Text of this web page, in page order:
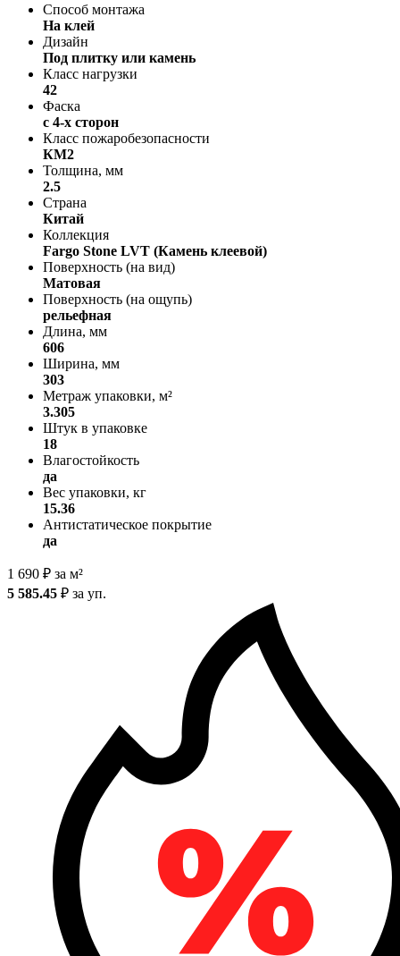
Способ монтажа
На клей
Дизайн
Под плитку или камень
Класс нагрузки
42
Фаска
с 4-х сторон
Класс пожаробезопасности
КМ2
Толщина, мм
2.5
Страна
Китай
Коллекция
Fargo Stone LVT (Камень клеевой)
Поверхность (на вид)
Матовая
Поверхность (на ощупь)
рельефная
Длина, мм
606
Ширина, мм
303
Метраж упаковки, м²
3.305
Штук в упаковке
18
Влагостойкость
да
Вес упаковки, кг
15.36
Антистатическое покрытие
да
1 690 ₽ за м²
5 585.45 ₽ за уп.